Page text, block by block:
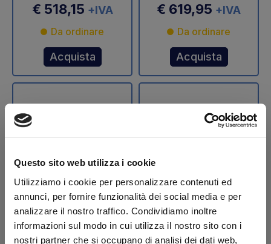
Questo sito web utilizza i cookie
Utilizziamo i cookie per personalizzare contenuti ed
annunci, per fornire funzionalità dei social media e per
analizzare il nostro traffico. Condividiamo inoltre
informazioni sul modo in cui utilizza il nostro sito con i
nostri partner che si occupano di analisi dei dati web,
€ 518,15 +IVA
Da ordinare
Acquista
€ 619,95 +IVA
Da ordinare
Acquista
Stelo cilindro
sollevamento Ø 70
mm DLB 47 Dautel
Stelo cilindro
sollevamento Ø 75
mm DLB 47 Dautel